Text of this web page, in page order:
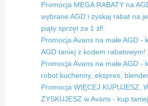
Promocja MEGA RABATY na
wybrane AGD i zyskaj rabat na
piąty sprzęt za 1 zł!
Promocja Avans na małe AGD -
AGD taniej z kodem rabatowym!
Promocja Avans na małe AGD -
robot kuchenny, ekspres,
Promocja WIĘCEJ KUPUJESZ,
ZYSKUJESZ w Avans - kup